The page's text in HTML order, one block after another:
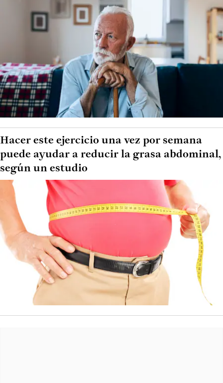
Hacer este ejercicio una vez por semana
puede ayudar a reducir la grasa abdominal,
según un estudio